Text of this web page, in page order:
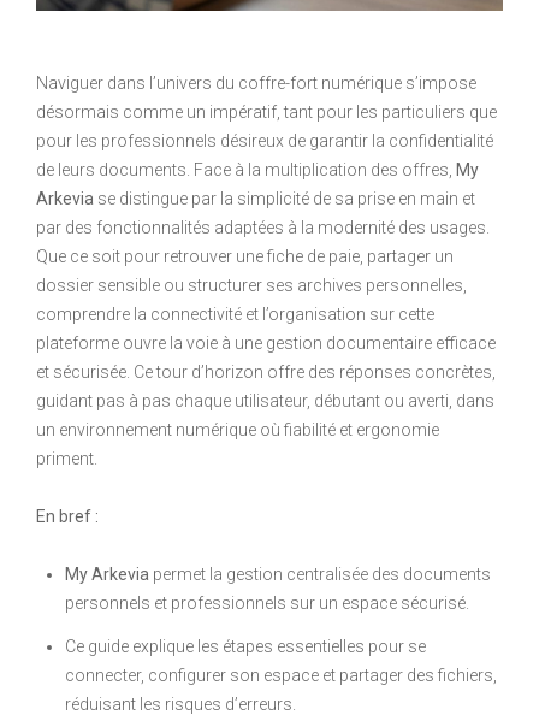
Naviguer dans l’univers du coffre-fort numérique s’impose
désormais comme un impératif, tant pour les particuliers que
pour les professionnels désireux de garantir la confidentialité
de leurs documents. Face à la multiplication des offres, My
Arkevia se distingue par la simplicité de sa prise en main et
par des fonctionnalités adaptées à la modernité des usages.
Que ce soit pour retrouver une fiche de paie, partager un
dossier sensible ou structurer ses archives personnelles,
comprendre la connectivité et l’organisation sur cette
plateforme ouvre la voie à une gestion documentaire efficace
et sécurisée. Ce tour d’horizon offre des réponses concrètes,
guidant pas à pas chaque utilisateur, débutant ou averti, dans
un environnement numérique où fiabilité et ergonomie
priment.
En bref :
My Arkevia permet la gestion centralisée des documents
personnels et professionnels sur un espace sécurisé.
Ce guide explique les étapes essentielles pour se
connecter, configurer son espace et partager des fichiers,
réduisant les risques d’erreurs.